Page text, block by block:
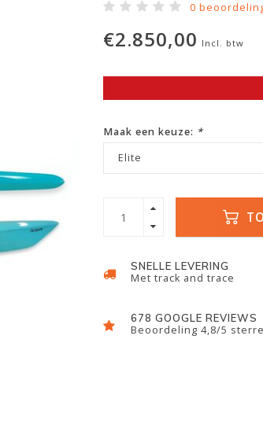
0
€2.850,00 Incl. btw
Maak een keuze: *
Elite
SNELLE LEVERING
Met track and trace
678 GOOGLE REVIEWS
Beoordeling 4,8/5